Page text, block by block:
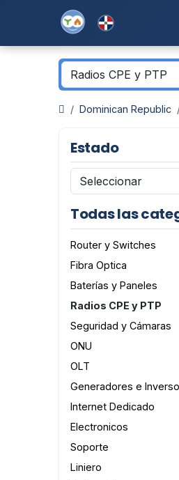
Dominican Republic
Estado
Todas las
Router y Switches
Fibra Optica
Baterías y Paneles
Radios CPE y PTP
Seguridad y Cámaras
ONU
OLT
Generadores e
Internet Dedicado
Electronicos
Soporte
Liniero